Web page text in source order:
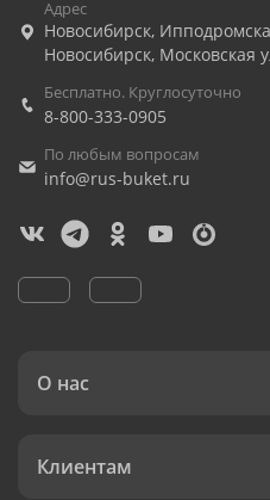
Адрес
Новосибирск,
Новосибирск, Московская
Бесплатно. Круглосуточно
8-800-333-0905
По любым вопросам
info@rus-buket.ru
О нас
Клиентам